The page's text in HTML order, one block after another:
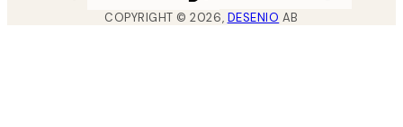
COPYRIGHT ©2026, DESENIO AB